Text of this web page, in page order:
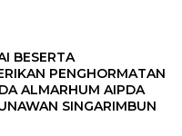
BESERTA
PENGHORMATAN
ALMARHUM AIPDA
SINGARIMBUN